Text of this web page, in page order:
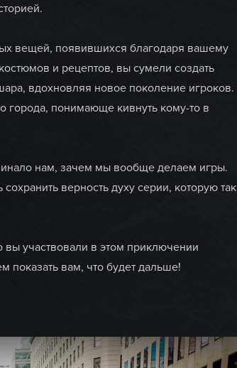
вещей, появившихся благодаря вашему
и рецептов, вы сумели создать
вдохновляя новое поколение игроков.
города, понимающе кивнуть кому-то в
нам, зачем мы вообще делаем игры.
верность духу серии, которую так
вы участвовали в этом приключении
показать вам, что будет дальше!